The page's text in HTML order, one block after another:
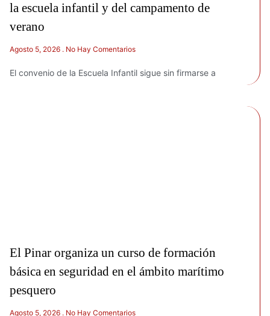
la escuela infantil y del campamento de
verano
Agosto 5, 2026 No Hay Comentarios
El convenio de la Escuela Infantil sigue sin firmarse a
El Pinar organiza un curso de formación
básica en seguridad en el ámbito marítimo
pesquero
Agosto 5, 2026 No Hay Comentarios